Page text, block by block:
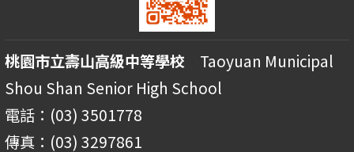
桃園市立壽山高級中等學校 Taoyuan Municipal
Shou Shan Senior High School
電話：(03) 3501778
傳真：(03) 3297861